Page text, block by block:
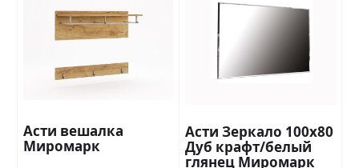
Асти вешалка
Миромарк
Асти Зеркало 100х80
Дуб крафт/белый
глянец Миромарк